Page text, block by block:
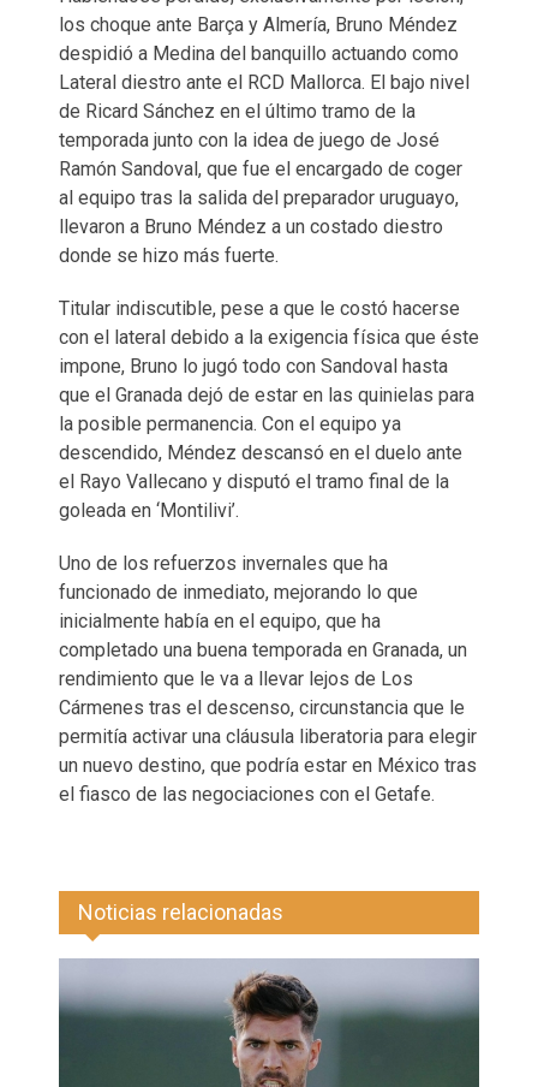
los choque ante Barça y Almería, Bruno Méndez
despidió a Medina del banquillo actuando como
Lateral diestro ante el RCD Mallorca. El bajo nivel
de Ricard Sánchez en el último tramo de la
temporada junto con la idea de juego de José
Ramón Sandoval, que fue el encargado de coger
al equipo tras la salida del preparador uruguayo,
llevaron a Bruno Méndez a un costado diestro
donde se hizo más fuerte.
Titular indiscutible, pese a que le costó hacerse
con el lateral debido a la exigencia física que éste
impone, Bruno lo jugó todo con Sandoval hasta
que el Granada dejó de estar en las quinielas para
la posible permanencia. Con el equipo ya
descendido, Méndez descansó en el duelo ante
el Rayo Vallecano y disputó el tramo final de la
goleada en ‘Montilivi’.
Uno de los refuerzos invernales que ha
funcionado de inmediato, mejorando lo que
inicialmente había en el equipo, que ha
completado una buena temporada en Granada, un
rendimiento que le va a llevar lejos de Los
Cármenes tras el descenso, circunstancia que le
permitía activar una cláusula liberatoria para elegir
un nuevo destino, que podría estar en México tras
el fiasco de las negociaciones con el Getafe.
Noticias relacionadas